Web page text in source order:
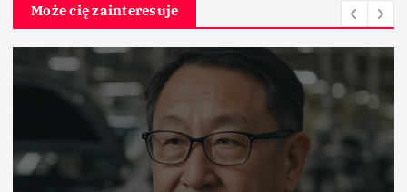
Może cię zainteresuje